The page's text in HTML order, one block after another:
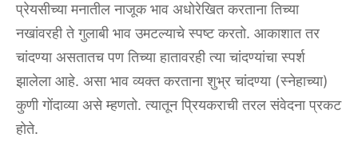
प्रेयसीच्या मनातील नाजूक भाव अधोरेखित करताना तिच्या
नखांवरही ते गुलाबी भाव उमटल्याचे स्पष्ट करतो. आकाशात तर
चांदण्या असतातच पण तिच्या हातावरही त्या चांदण्यांचा स्पर्श
झालेला आहे. असा भाव व्यक्त करताना शुभ्र चांदण्या (स्नेहाच्या)
कुणी गोंदाव्या असे म्हणतो. त्यातून प्रियकराची तरल संवेदना प्रकट
होते.